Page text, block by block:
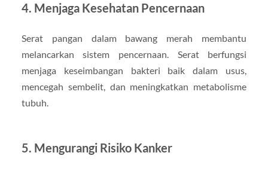
4. Menjaga Kesehatan Pencernaan
Serat pangan dalam bawang merah membantu
melancarkan sistem pencernaan. Serat berfungsi
menjaga keseimbangan bakteri baik dalam usus,
mencegah sembelit, dan meningkatkan metabolisme
tubuh.
5. Mengurangi Risiko Kanker